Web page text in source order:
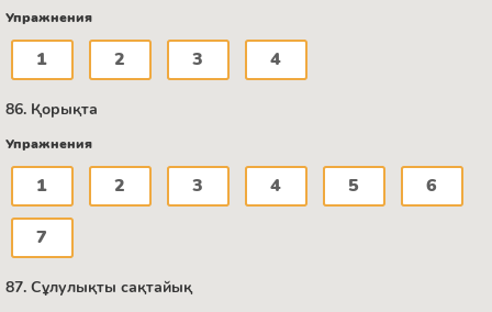
Упражнения
1 2 3 4
86. Қорықта
Упражнения
1 2 3 4 5 6
7
87. Сұлулықты сақтайық